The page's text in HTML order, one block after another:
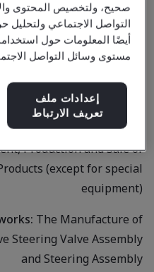
Aoution
Machinery
Co., Ltd.
Production and Sale of
(except for special
equipment)
The Manufacture of
Steering Valve Assembly
and Steering Assembly
صحيح، ولتخصيص المحتوى
التواصل الاجتماعي ولتحليل
أيضًا المعلومات حول
مستوى وسائل التواصل
إعدادات ملف
تعريف الارتباط